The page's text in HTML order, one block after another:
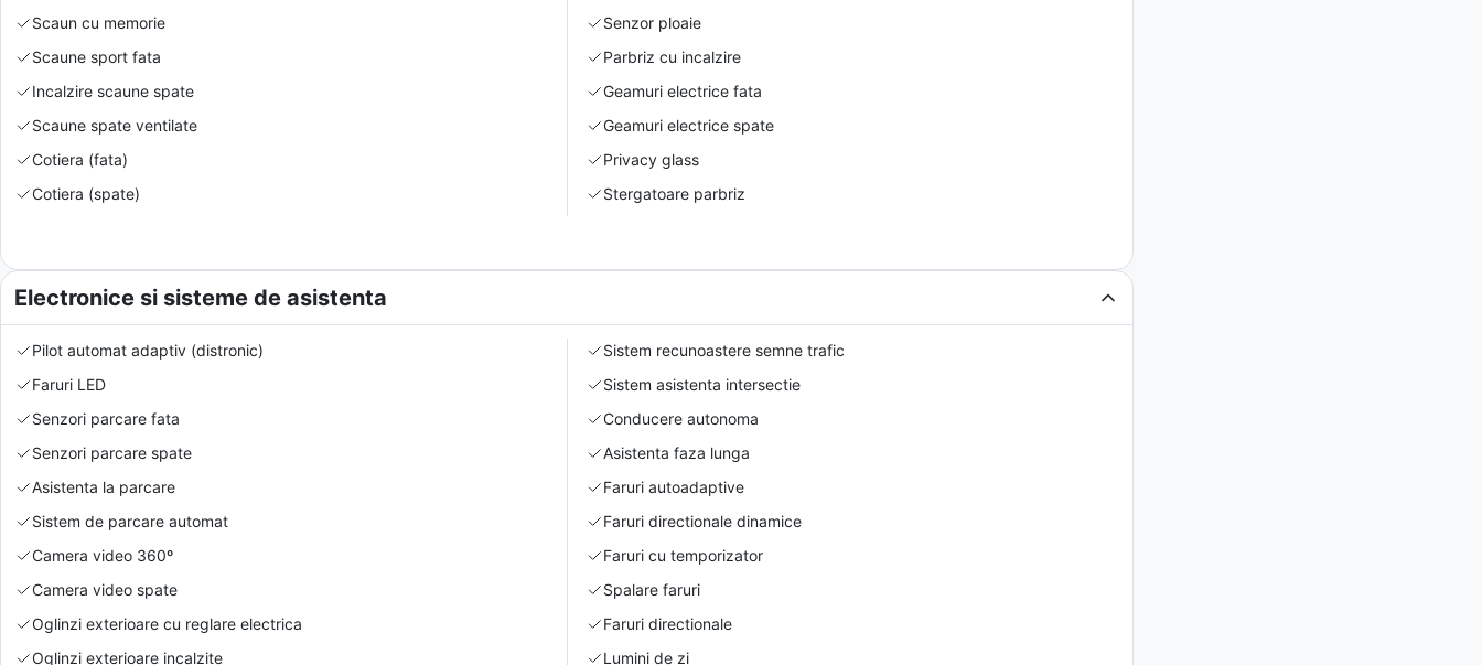
Scaun cu memorie
Scaune sport fata
Incalzire scaune spate
Scaune spate ventilate
Cotiera (fata)
Cotiera (spate)
Senzor ploaie
Parbriz cu incalzire
Geamuri electrice fata
Geamuri electrice spate
Privacy glass
Stergatoare parbriz
Electronice si sisteme de asistenta
Pilot automat adaptiv (distronic)
Faruri LED
Senzori parcare fata
Senzori parcare spate
Asistenta la parcare
Sistem de parcare automat
Camera video 360º
Camera video spate
Oglinzi exterioare cu reglare electrica
Oglinzi exterioare incalzite
Sistem recunoastere semne trafic
Sistem asistenta intersectie
Conducere autonoma
Asistenta faza lunga
Faruri autoadaptive
Faruri directionale dinamice
Faruri cu temporizator
Spalare faruri
Faruri directionale
Lumini de zi